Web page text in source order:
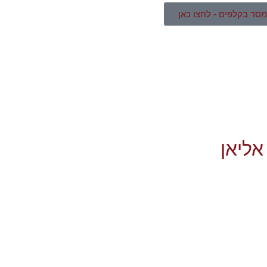
בקלפים - לחצו כאן